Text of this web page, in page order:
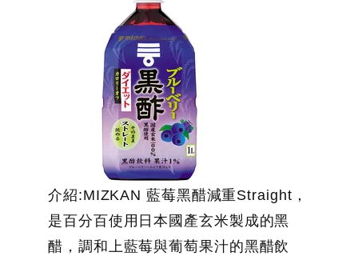
介紹:MIZKAN 藍莓黑醋減重Straight，
是百分百使用日本國產玄米製成的黑
醋，調和上藍莓與葡萄果汁的黑醋飲